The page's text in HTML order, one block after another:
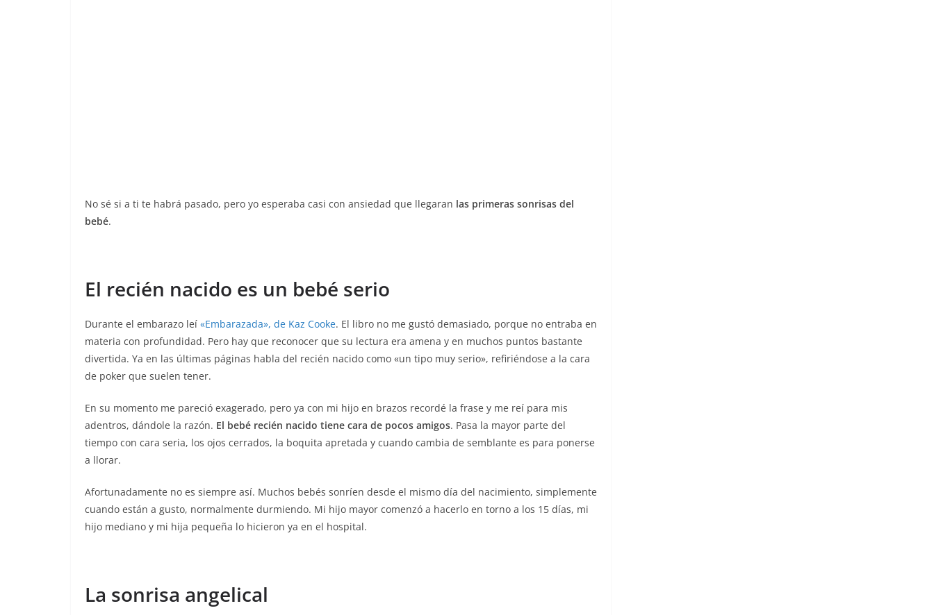
No sé si a ti te habrá pasado, pero yo esperaba casi con ansiedad que llegaran las primeras sonrisas del
bebé.
El recién nacido es un bebé serio
Durante el embarazo leí «Embarazada», de Kaz Cooke. El libro no me gustó demasiado, porque no entraba en
materia con profundidad. Pero hay que reconocer que su lectura era amena y en muchos puntos bastante
divertida. Ya en las últimas páginas habla del recién nacido como «un tipo muy serio», refiriéndose a la cara
de poker que suelen tener.
En su momento me pareció exagerado, pero ya con mi hijo en brazos recordé la frase y me reí para mis
adentros, dándole la razón. El bebé recién nacido tiene cara de pocos amigos. Pasa la mayor parte del
tiempo con cara seria, los ojos cerrados, la boquita apretada y cuando cambia de semblante es para ponerse
a llorar.
Afortunadamente no es siempre así. Muchos bebés sonríen desde el mismo día del nacimiento, simplemente
cuando están a gusto, normalmente durmiendo. Mi hijo mayor comenzó a hacerlo en torno a los 15 días, mi
hijo mediano y mi hija pequeña lo hicieron ya en el hospital.
La sonrisa angelical